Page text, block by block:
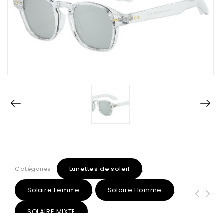
Catégories : Lunettes de soleil ,
Solaire Femme , Solaire Homme ,